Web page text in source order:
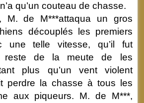
qu’un couteau de chasse.
M. de M***attaqua un gros
découplés les premiers
une telle vitesse, qu’il fut
reste de la meute de les
plus qu’un vent violent
perdre la chasse à tous les
aux piqueurs. M. de M***,